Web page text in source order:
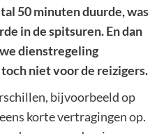
50 minuten duurde, was
in de spitsuren. En dan
dienstregeling
niet voor de reizigers.
bijvoorbeeld op
korte vertragingen op.